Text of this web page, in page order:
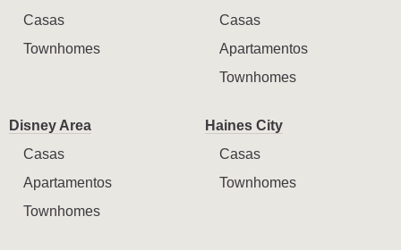
Casas
Townhomes
Casas
Apartamentos
Townhomes
Disney Area
Casas
Apartamentos
Townhomes
Haines City
Casas
Townhomes